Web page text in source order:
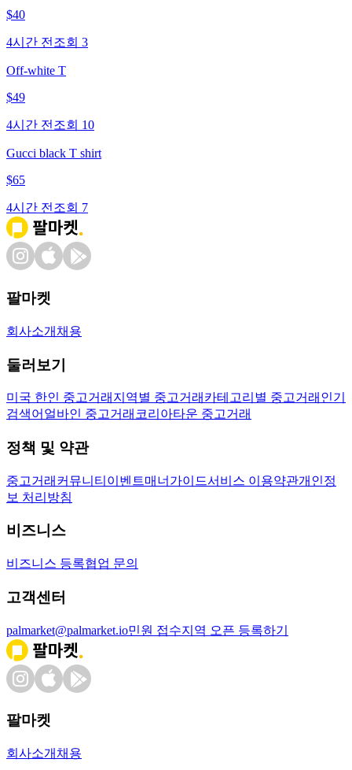
$40
4시간 전 조회 3
Off-white T
$49
4시간 전 조회 10
Gucci black T shirt
$65
4시간 전 조회 7
팔마켓
회사소개 채용
둘러보기
미국 한인 중고거래 지역별 중고거래 카테고리별 중고거래 인기
검색어 얼바인 중고거래 코리아타운 중고거래
정책 및 약관
중고거래 커뮤니티 이벤트매너가이드서비스 이용약관개인정
보 처리방침
비즈니스
비즈니스 등록협업 문의
고객센터
palmarket@palmarket.io민원 접수지역 오픈 등록하기
팔마켓
회사소개 채용